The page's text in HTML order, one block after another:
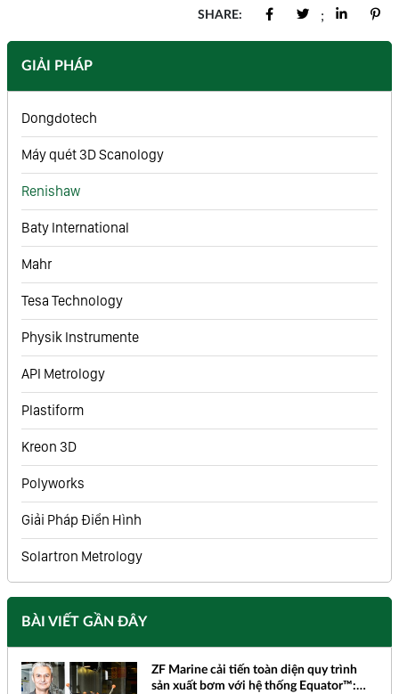
GIẢI PHÁP
Dongdotech
Máy quét 3D Scanology
Renishaw
Baty International
Mahr
Tesa Technology
Physik Instrumente
API Metrology
Plastiform
Kreon 3D
Polyworks
Giải Pháp Điển Hình
Solartron Metrology
BÀI VIẾT GẦN ĐÂY
ZF Marine cải tiến toàn diện quy trình
sản xuất bơm với hệ thống Equator™:
SHARE: ;